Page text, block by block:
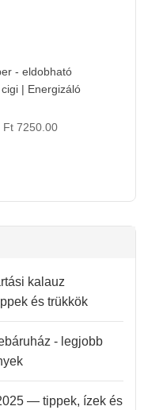
- eldobható
| Energizáló
Ft 7250.00
kalauz
és trükkök
- legjobb
— tippek, ízek és